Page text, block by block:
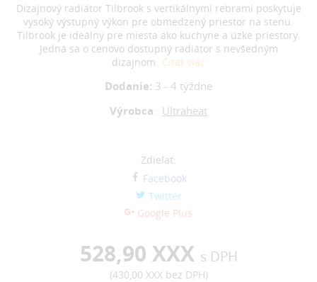
Dizajnový radiátor Tilbrook s vertikálnymi rebrami poskytuje
vysoký výstupný výkon pre obmedzený priestor na stenu.
Tilbrook je ideálny pre miesta ako kuchyne a úzke priestory.
Jedná sa o cenovo dostupný radiátor s nevšedným
dizajnom. Čítať viac
Dodanie: 3 - 4 týždne
Výrobca: Ultraheat
Zdieľať:
Facebook
Twitter
Google Plus
528,90 XXX s DPH
(430,00 XXXbez DPH)